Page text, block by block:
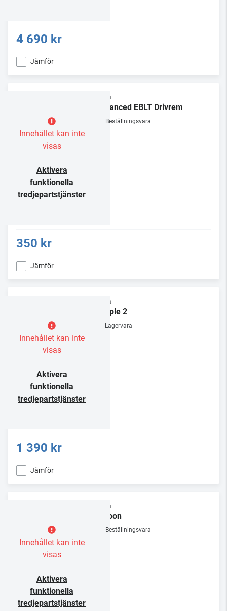
4 690 kr
Jämför
Innehållet kan inte
visas
Aktivera
funktionella
tredjepartstjänster
Rega
Advanced EBLT Drivrem
Beställningsvara
350 kr
Jämför
Innehållet kan inte
visas
Aktivera
funktionella
tredjepartstjänster
Rega
Couple 2
Lagervara
1 390 kr
Jämför
Innehållet kan inte
visas
Aktivera
funktionella
tredjepartstjänster
Rega
Carbon
Beställningsvara